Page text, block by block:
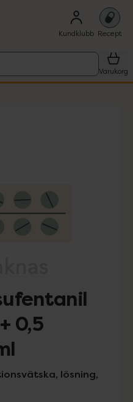
Kundklubb Recept
Varukorg
0,5
lösning,